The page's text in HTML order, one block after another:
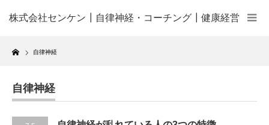
株式会社センケン┃自律神経・コーチング┃健康経営
Home
自律神経
自律神経